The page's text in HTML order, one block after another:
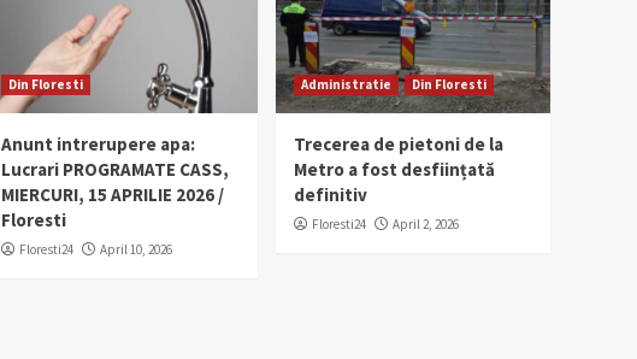
Din Floresti
Anunt intrerupere apa:
Lucrari PROGRAMATE CASS,
MIERCURI, 15 APRILIE 2026 /
Floresti
Floresti24 April 10, 2026
Administratie Din Floresti
Trecerea de pietoni de la
Metro a fost desființată
definitiv
Floresti24 April 2, 2026